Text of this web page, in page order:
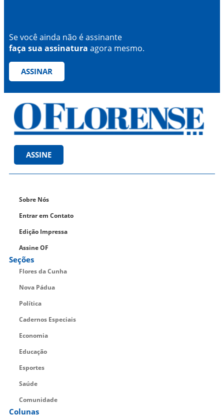
Se você ainda não é assinante
faça sua assinatura agora mesmo.
ASSINAR
ASSINE
Sobre Nós
Entrar em Contato
Edição Impressa
Assine OF
Seções
Flores da Cunha
Nova Pádua
Política
Cadernos Especiais
Economia
Educação
Esportes
Saúde
Comunidade
Colunas